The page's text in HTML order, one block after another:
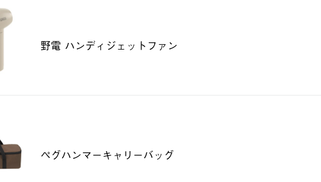
野電 ハンディジェットファン
ペグハンマーキャリーバッグ